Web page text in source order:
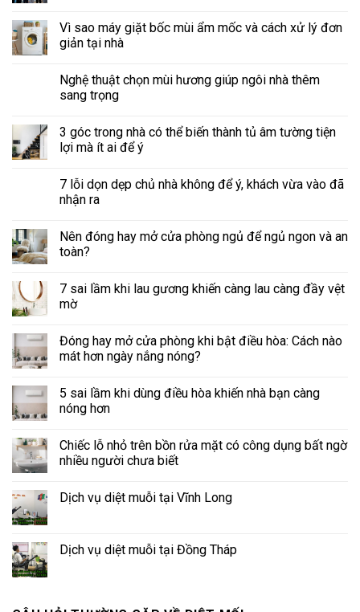
Vì sao máy giặt bốc mùi ẩm mốc và cách xử lý đơn
giản tại nhà
Nghệ thuật chọn mùi hương giúp ngôi nhà thêm
sang trọng
3 góc trong nhà có thể biến thành tủ âm tường tiện
lợi mà ít ai để ý
7 lỗi dọn dẹp chủ nhà không để ý, khách vừa vào đã
nhận ra
Nên đóng hay mở cửa phòng ngủ để ngủ ngon và an
toàn?
7 sai lầm khi lau gương khiến càng lau càng đầy vệt
mờ
Đóng hay mở cửa phòng khi bật điều hòa: Cách nào
mát hơn ngày nắng nóng?
5 sai lầm khi dùng điều hòa khiến nhà bạn càng
nóng hơn
Chiếc lỗ nhỏ trên bồn rửa mặt có công dụng bất ngờ
nhiều người chưa biết
Dịch vụ diệt muỗi tại Vĩnh Long
Dịch vụ diệt muỗi tại Đồng Tháp